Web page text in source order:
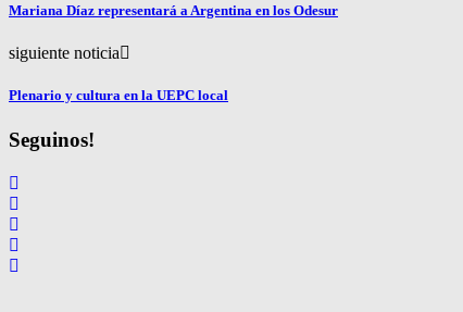
Mariana Díaz representará a Argentina en los Odesur
siguiente noticia
Plenario y cultura en la UEPC local
Seguinos!